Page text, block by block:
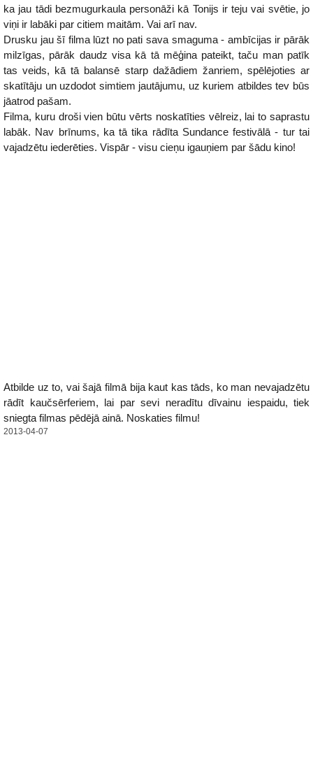
ka jau tādi bezmugurkaula personāži kā Tonijs ir teju vai svētie, jo
viņi ir labāki par citiem maitām. Vai arī nav.
Drusku jau šī filma lūzt no pati sava smaguma - ambīcijas ir pārāk
milzīgas, pārāk daudz visa kā tā mēģina pateikt, taču man patīk
tas veids, kā tā balansē starp dažādiem žanriem, spēlējoties ar
skatītāju un uzdodot simtiem jautājumu, uz kuriem atbildes tev būs
jāatrod pašam.
Filma, kuru droši vien būtu vērts noskatīties vēlreiz, lai to saprastu
labāk. Nav brīnums, ka tā tika rādīta Sundance festivālā - tur tai
vajadzētu iederēties. Vispār - visu cieņu igauņiem par šādu kino!
Atbilde uz to, vai šajā filmā bija kaut kas tāds, ko man nevajadzētu
rādīt kaučsērferiem, lai par sevi neradītu dīvainu iespaidu, tiek
sniegta filmas pēdējā ainā. Noskaties filmu!
2013-04-07